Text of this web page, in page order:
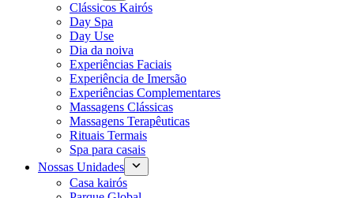
Clássicos Kairós
Day Spa
Day Use
Dia da noiva
Experiências Faciais
Experiência de Imersão
Experiências Complementares
Massagens Clássicas
Massagens Terapêuticas
Rituais Termais
Spa para casais
Nossas Unidades
Casa kairós